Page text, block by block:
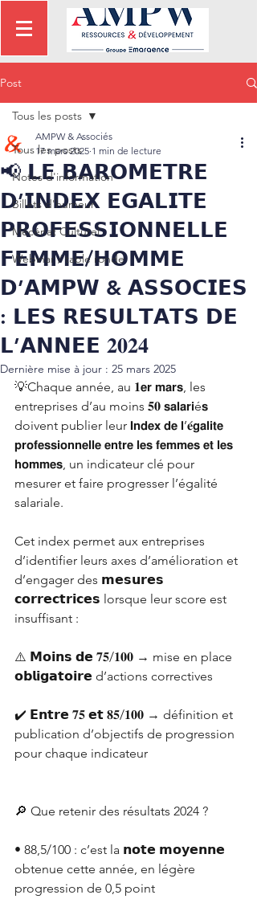
Post
Tous les posts
Notes d'information
Billets d'humeur
Mécénat Culturel
Webinar / table ronde
Tous les posts
📢 𝗟𝗘 𝗕𝗔𝗥𝗢𝗠𝗘𝗧𝗥𝗘
𝗗’𝗜𝗡𝗗𝗘𝗫 𝗘𝗚𝗔𝗟𝗜𝗧𝗘
𝗣𝗥𝗢𝗙𝗘𝗦𝗦𝗜𝗢𝗡𝗡𝗘𝗟𝗟𝗘
𝗙𝗘𝗠𝗠𝗘/𝗛𝗢𝗠𝗠𝗘
𝗗’𝗔𝗠𝗣𝗪 & 𝗔𝗦𝗦𝗢𝗖𝗜𝗘𝗦
: 𝗟𝗘𝗦 𝗥𝗘𝗦𝗨𝗟𝗧𝗔𝗧𝗦 𝗗𝗘
𝗟’𝗔𝗡𝗡𝗘𝗘 𝟐𝟎𝟐𝟒
AMPW & Associés
17 mars 2025 1 min de lecture
Dernière mise à jour : 25 mars 2025
💡Chaque année, au 𝟏𝗲𝗿 𝗺𝗮𝗿𝘀, les
entreprises d’au moins 𝟓𝟎 𝘀𝗮𝗹𝗮𝗿𝗶é𝘀
doivent publier leur 𝗜𝗻𝗱𝗲𝘅 𝗱𝗲 𝗹’𝐞́𝗴𝗮𝗹𝗶𝘁𝗲
𝗽𝗿𝗼𝗳𝗲𝘀𝘀𝗶𝗼𝗻𝗻𝗲𝗹𝗹𝗲 𝗲𝗻𝘁𝗿𝗲 𝗹𝗲𝘀 𝗳𝗲𝗺𝗺𝗲𝘀 𝗲𝘁 𝗹𝗲𝘀
𝗵𝗼𝗺𝗺𝗲𝘀, un indicateur clé pour
mesurer et faire progresser l’égalité
salariale.
Cet index permet aux entreprises
d’identifier leurs axes d’amélioration et
d’engager des 𝗺𝗲𝘀𝘂𝗿𝗲𝘀
𝗰𝗼𝗿𝗿𝗲𝗰𝘁𝗿𝗶𝗰𝗲𝘀 lorsque leur score est
insuffisant :
⚠️ 𝗠𝗼𝗶𝗻𝘀 𝗱𝗲 𝟕𝟓/𝟏𝟎𝟎 → mise en place
𝗼𝗯𝗹𝗶𝗴𝗮𝘁𝗼𝗶𝗿𝗲 d’actions correctives
✔️ 𝗘𝗻𝘁𝗿𝗲 𝟕𝟓 𝗲𝘁 𝟖𝟓/𝟏𝟎𝟎 → définition et
publication d’objectifs de progression
pour chaque indicateur
🔎 Que retenir des résultats 2024 ?
• 88,5/100 : c’est la 𝗻𝗼𝘁𝗲 𝗺𝗼𝘆𝗲𝗻𝗻𝗲
obtenue cette année, en légère
progression de 0,5 point